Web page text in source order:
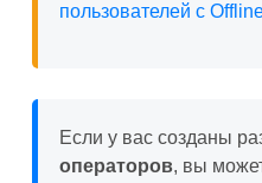
пользователей с
Если у вас созданы
операторов, вы